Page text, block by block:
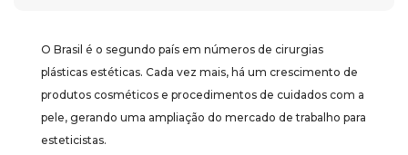
O Brasil é o segundo país em números de cirurgias
plásticas estéticas. Cada vez mais, há um crescimento de
produtos cosméticos e procedimentos de cuidados com a
pele, gerando uma ampliação do mercado de trabalho para
esteticistas.